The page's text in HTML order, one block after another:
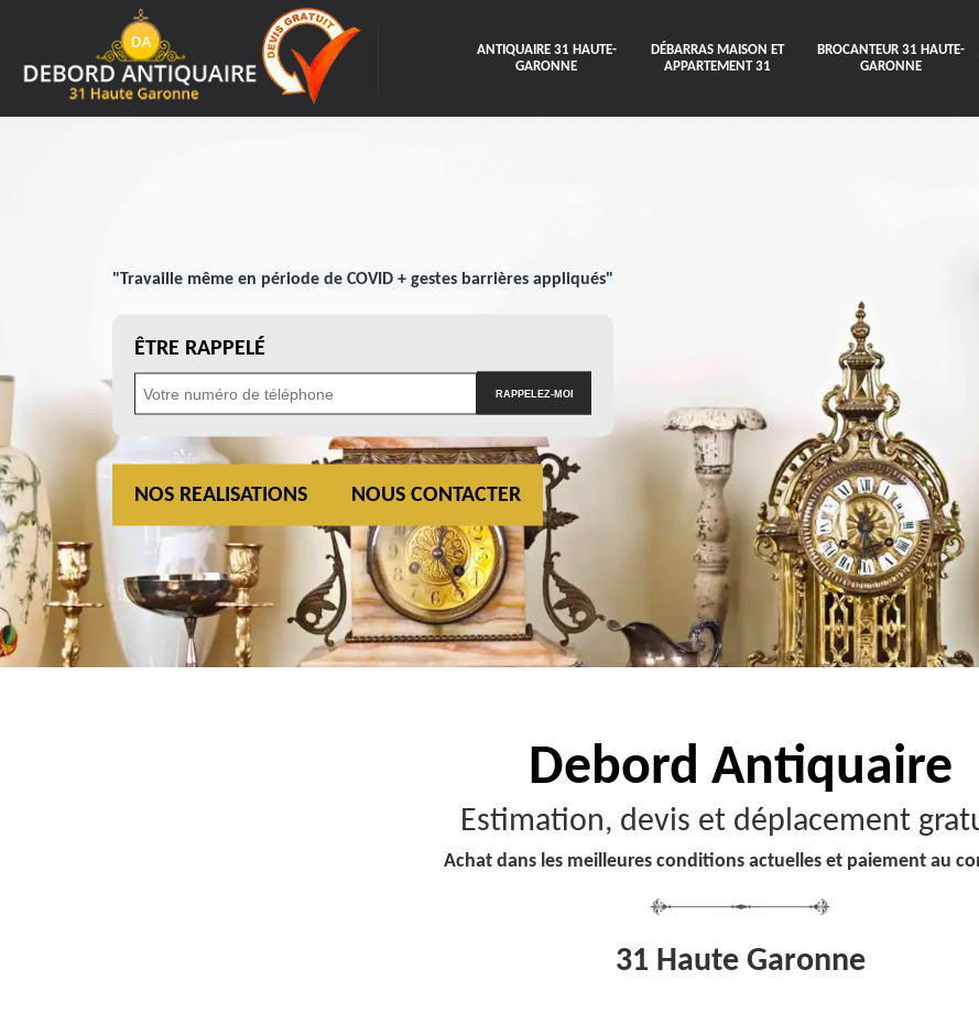
ANTIQUAIRE 31 HAUTE-
GARONNE
DÉBARRAS MAISON ET
APPARTEMENT 31
BROCANTEUR 31 HAUTE-
GARONNE
"Travaille même en période de COVID + gestes barrières appliqués"
ÊTRE RAPPELÉ
NOS REALISATIONS NOUS CONTACTER
Debord Antiquaire
Estimation, devis et déplacement
Achat dans les meilleures conditions actuelles et paiement au
31 Haute Garonne